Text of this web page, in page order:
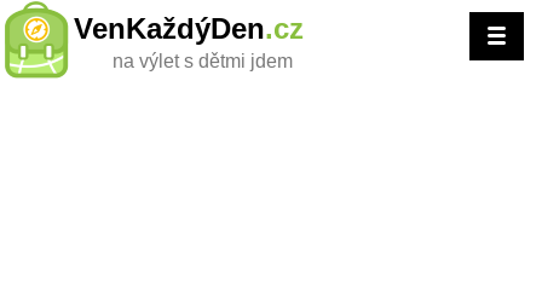
VenKaždýDen.cz
na výlet s dětmi jdem